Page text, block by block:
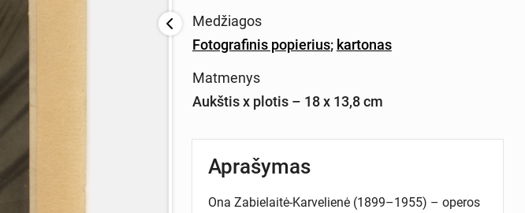
Medžiagos
Fotografinis popierius; kartonas
Matmenys
Aukštis x plotis – 18 x 13,8 cm
Aprašymas
Ona Zabielaitė-Karvelienė (1899–1955) – operos